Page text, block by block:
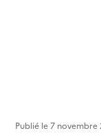
Publié le7 novembre